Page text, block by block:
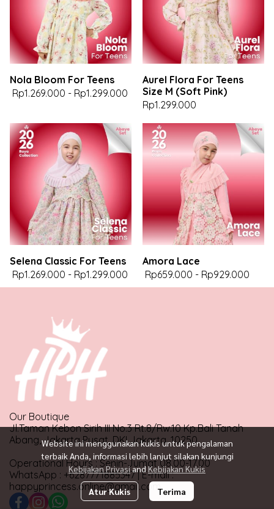
Nola Bloom For Teens
Rp1.269.000 - Rp1.299.000
Aurel Flora For Teens
Size M (Soft Pink)
Rp1.299.000
Selena Classic For Teens
Rp1.269.000 - Rp1.299.000
Amora Lace
Rp659.000 - Rp929.000
Website ini menggunakan kukis untuk pengalaman
terbaik Anda, informasi lebih lanjut silakan kunjungi
Kebijakan PrivasiandKebijakan Kukis
Atur Kukis Terima
Our Boutique
Jl.Taman Kebon Sirih III No.3 Rt.8/Rw.10 Kp.Bali Tanah
Abang, Jakarta Pusat, DKI Jakarta, 10250
Operational Hours : Senin-Jumat 08.00-17.00
WhatsApp : +6287771885347 | E-mail :
happyprincess.online@gmail.com